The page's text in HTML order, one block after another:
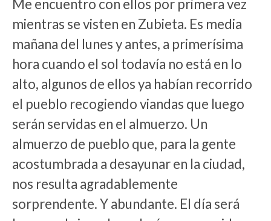
Me encuentro con ellos por primera vez
mientras se visten en Zubieta. Es media
mañana del lunes y antes, a primerísima
hora cuando el sol todavía no está en lo
alto, algunos de ellos ya habían recorrido
el pueblo recogiendo viandas que luego
serán servidas en el almuerzo. Un
almuerzo de pueblo que, para la gente
acostumbrada a desayunar en la ciudad,
nos resulta agradablemente
sorprendente. Y abundante. El día será